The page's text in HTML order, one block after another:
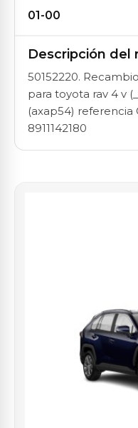
01-00
Descripción del
50152220.
para toyota rav 4 v
(axap54) referencia
8911142180